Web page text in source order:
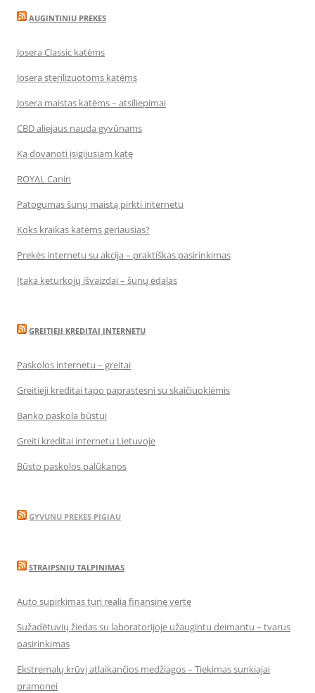
AUGINTINIU PREKES
Josera Classic katėms
Josera sterilizuotoms katėms
Josera maistas katėms – atsiliepimai
CBD aliejaus nauda gyvūnams
Ką dovanoti įsigijusiam katę
ROYAL Canin
Patogumas šunų maistą pirkti internetu
Koks kraikas katėms geriausias?
Prekės internetu su akcija – praktiškas pasirinkimas
Įtaka keturkojų išvaizdai – šunų ėdalas
GREITIEJI KREDITAI INTERNETU
Paskolos internetu – greitai
Greitieji kreditai tapo paprastesni su skaičiuoklėmis
Banko paskola būstui
Greiti kreditai internetu Lietuvoje
Būsto paskolos palūkanos
GYVUNU PREKES PIGIAU
STRAIPSNIU TALPINIMAS
Auto supirkimas turi realią finansinę vertę
Sužadėtuvių žiedas su laboratorijoje užaugintu deimantu – tvarus
pasirinkimas
Ekstremalų krūvį atlaikančios medžiagos – Tiekimas sunkiajai
pramonei